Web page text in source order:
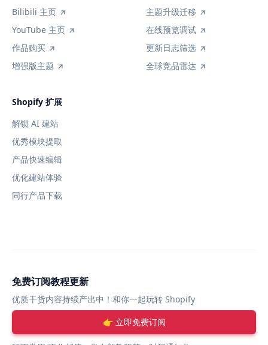
Bilibili 主页
YouTube 主页
作品购买
增强版主题
主题升级迁移
在线预览调试
更新日志筛选
全球竞品雷达
Shopify 扩展
解锁 AI 建站
优秀模块提取
产品快速编辑
优化建站体验
同行产品下载
免费订阅教程更新
优质干货内容持续产出中！和你一起玩转 Shopify
👉 立即免费订阅